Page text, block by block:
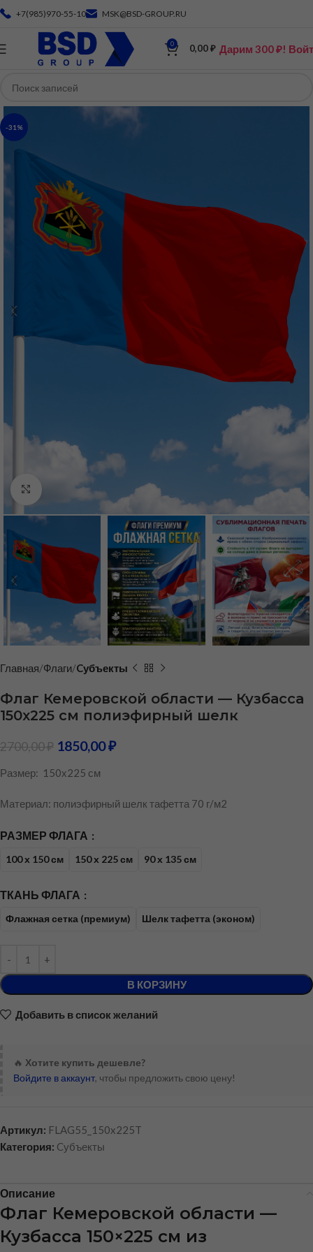
+7(985)970-55-10 MSK@BSD-GROUP.RU
0 0,00₽ Дарим 300 ₽!
-31%
Нажмите, чтобы увеличить
Главная Флаги Cубъекты
Флаг Кемеровской области — Кузбасса
150х225 см полиэфирный шелк
2700,00₽ 1850,00₽
Размер: 150х225 см
Материал: полиэфирный шелк тафетта 70 г/м2
РАЗМЕР ФЛАГА
100 х 150 см 150 х 225 см 90 х 135 см
ТКАНЬ ФЛАГА
Флажная сетка (премиум) Шелк тафетта (эконом)
В КОРЗИНУ
Добавить в список желаний
🔥 Хотите купить дешевле?
Войдите в аккаунт, чтобы предложить свою цену!
Артикул: FLAG55_150x225T
Категория: Cубъекты
Описание
Флаг Кемеровской области —
Кузбасса 150×225 см из